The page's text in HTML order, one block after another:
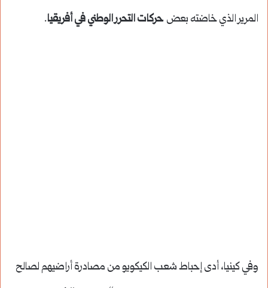
المرير الذي خاضته بعضحركات التحرر الوطني في أفريقيا.
وفي كينيا، أدى إحباط شعب الكيكويو من مصادرة أراضيهم لصالح